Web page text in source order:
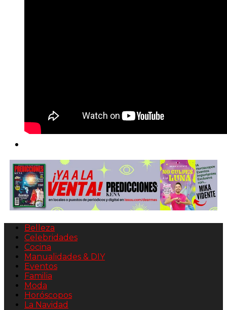
Belleza
Celebridades
Cocina
Manualidades & DIY
Eventos
Familia
Moda
Horóscopos
La Navidad